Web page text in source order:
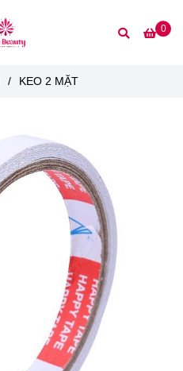
0
/ KEO 2 MẶT